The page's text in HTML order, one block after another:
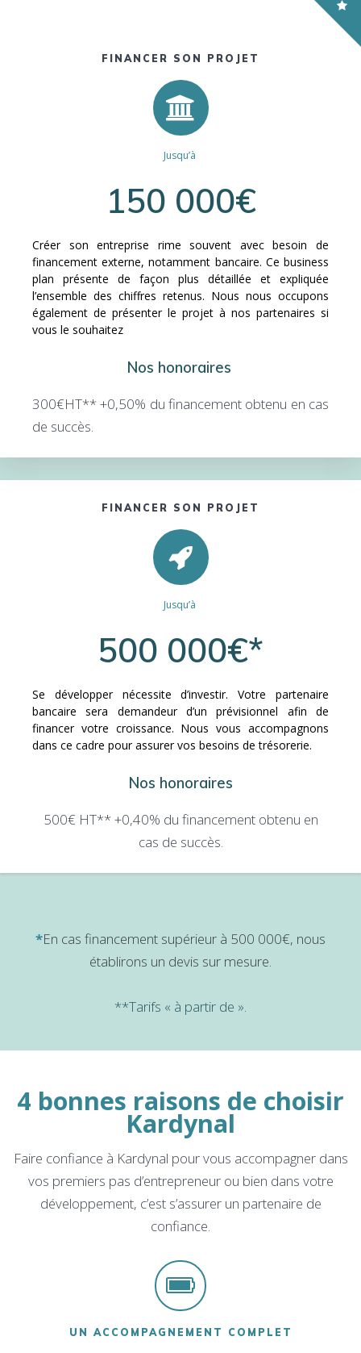
FINANCER SON PROJET
Jusqu’à
150 000€
Créer son entreprise rime souvent avec besoin de
financement externe, notamment bancaire. Ce business
plan présente de façon plus détaillée et expliquée
l’ensemble des chiffres retenus. Nous nous occupons
également de présenter le projet à nos partenaires si
vous le souhaitez
Nos honoraires
300€HT** +0,50% du financement obtenu en cas
de succès.
FINANCER SON PROJET
Jusqu’à
500 000€*
Se développer nécessite d’investir. Votre partenaire
bancaire sera demandeur d’un prévisionnel afin de
financer votre croissance. Nous vous accompagnons
dans ce cadre pour assurer vos besoins de trésorerie.
Nos honoraires
500€ HT** +0,40% du financement obtenu en
cas de succès.
*En cas financement supérieur à 500 000€, nous
établirons un devis sur mesure.
**Tarifs « à partir de ».
4 bonnes raisons de choisir
Kardynal
Faire confiance à Kardynal pour vous accompagner dans
vos premiers pas d’entrepreneur ou bien dans votre
développement, c’est s’assurer un partenaire de
confiance.
UN ACCOMPAGNEMENT COMPLET